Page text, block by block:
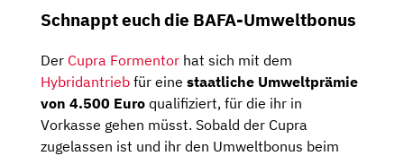
Schnappt euch die BAFA-Umweltbonus
Der Cupra Formentor hat sich mit dem
Hybridantrieb für eine staatliche Umweltprämie
von 4.500 Euro qualifiziert, für die ihr in
Vorkasse gehen müsst. Sobald der Cupra
zugelassen ist und ihr den Umweltbonus beim